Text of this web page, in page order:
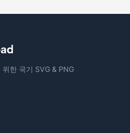
한 국기 SVG & PNG